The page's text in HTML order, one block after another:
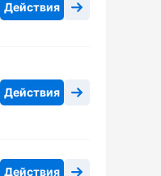
Действия
Действия
Действия